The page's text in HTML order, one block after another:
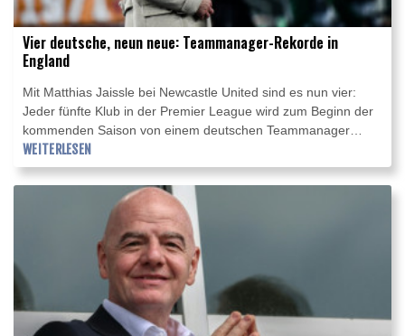
Vier deutsche, neun neue: Teammanager-Rekorde in
England
Mit Matthias Jaissle bei Newcastle United sind es nun vier:
Jeder fünfte Klub in der Premier League wird zum Beginn der
kommenden Saison von einem deutschen Teammanager
geführt. Das ist ebenso Rekord wie der Fakt, dass neun der 20
Vereine in der Sommerpause auf ihrer Schlüsselposition
gewechselt haben. Die bisherige Bestmarke in Englands
höchster Fußball-Spielklasse stammte aus der Saison
2016/17, als acht Klubs wechselten - unter anderem begann
damals die Ära von Pep Guardiola bei Manchester City, die
WEITERLESEN